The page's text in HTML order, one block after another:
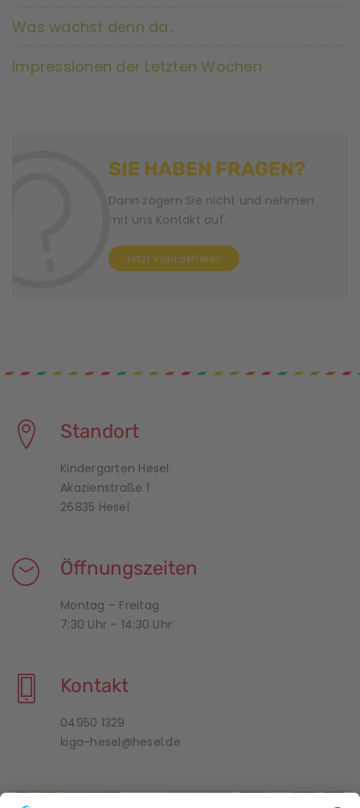
Was wächst denn da..
Impressionen der Letzten Wochen
SIE HABEN FRAGEN?
Dann zögern Sie nicht und nehmen
mit uns Kontakt auf.
Jetzt kontaktieren
Standort
Kindergarten Hesel
Akazienstraße 1
26835 Hesel
Öffnungszeiten
Montag – Freitag
7:30 Uhr – 14:30 Uhr
Kontakt
04950 1329
kiga-hesel@hesel.de